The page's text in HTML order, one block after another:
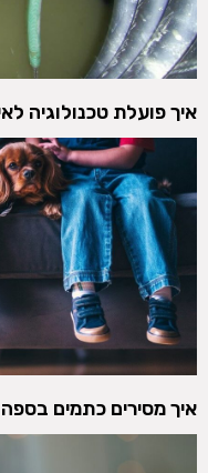
איך פועלת טכנולוגיה
איך מסירים כתמים